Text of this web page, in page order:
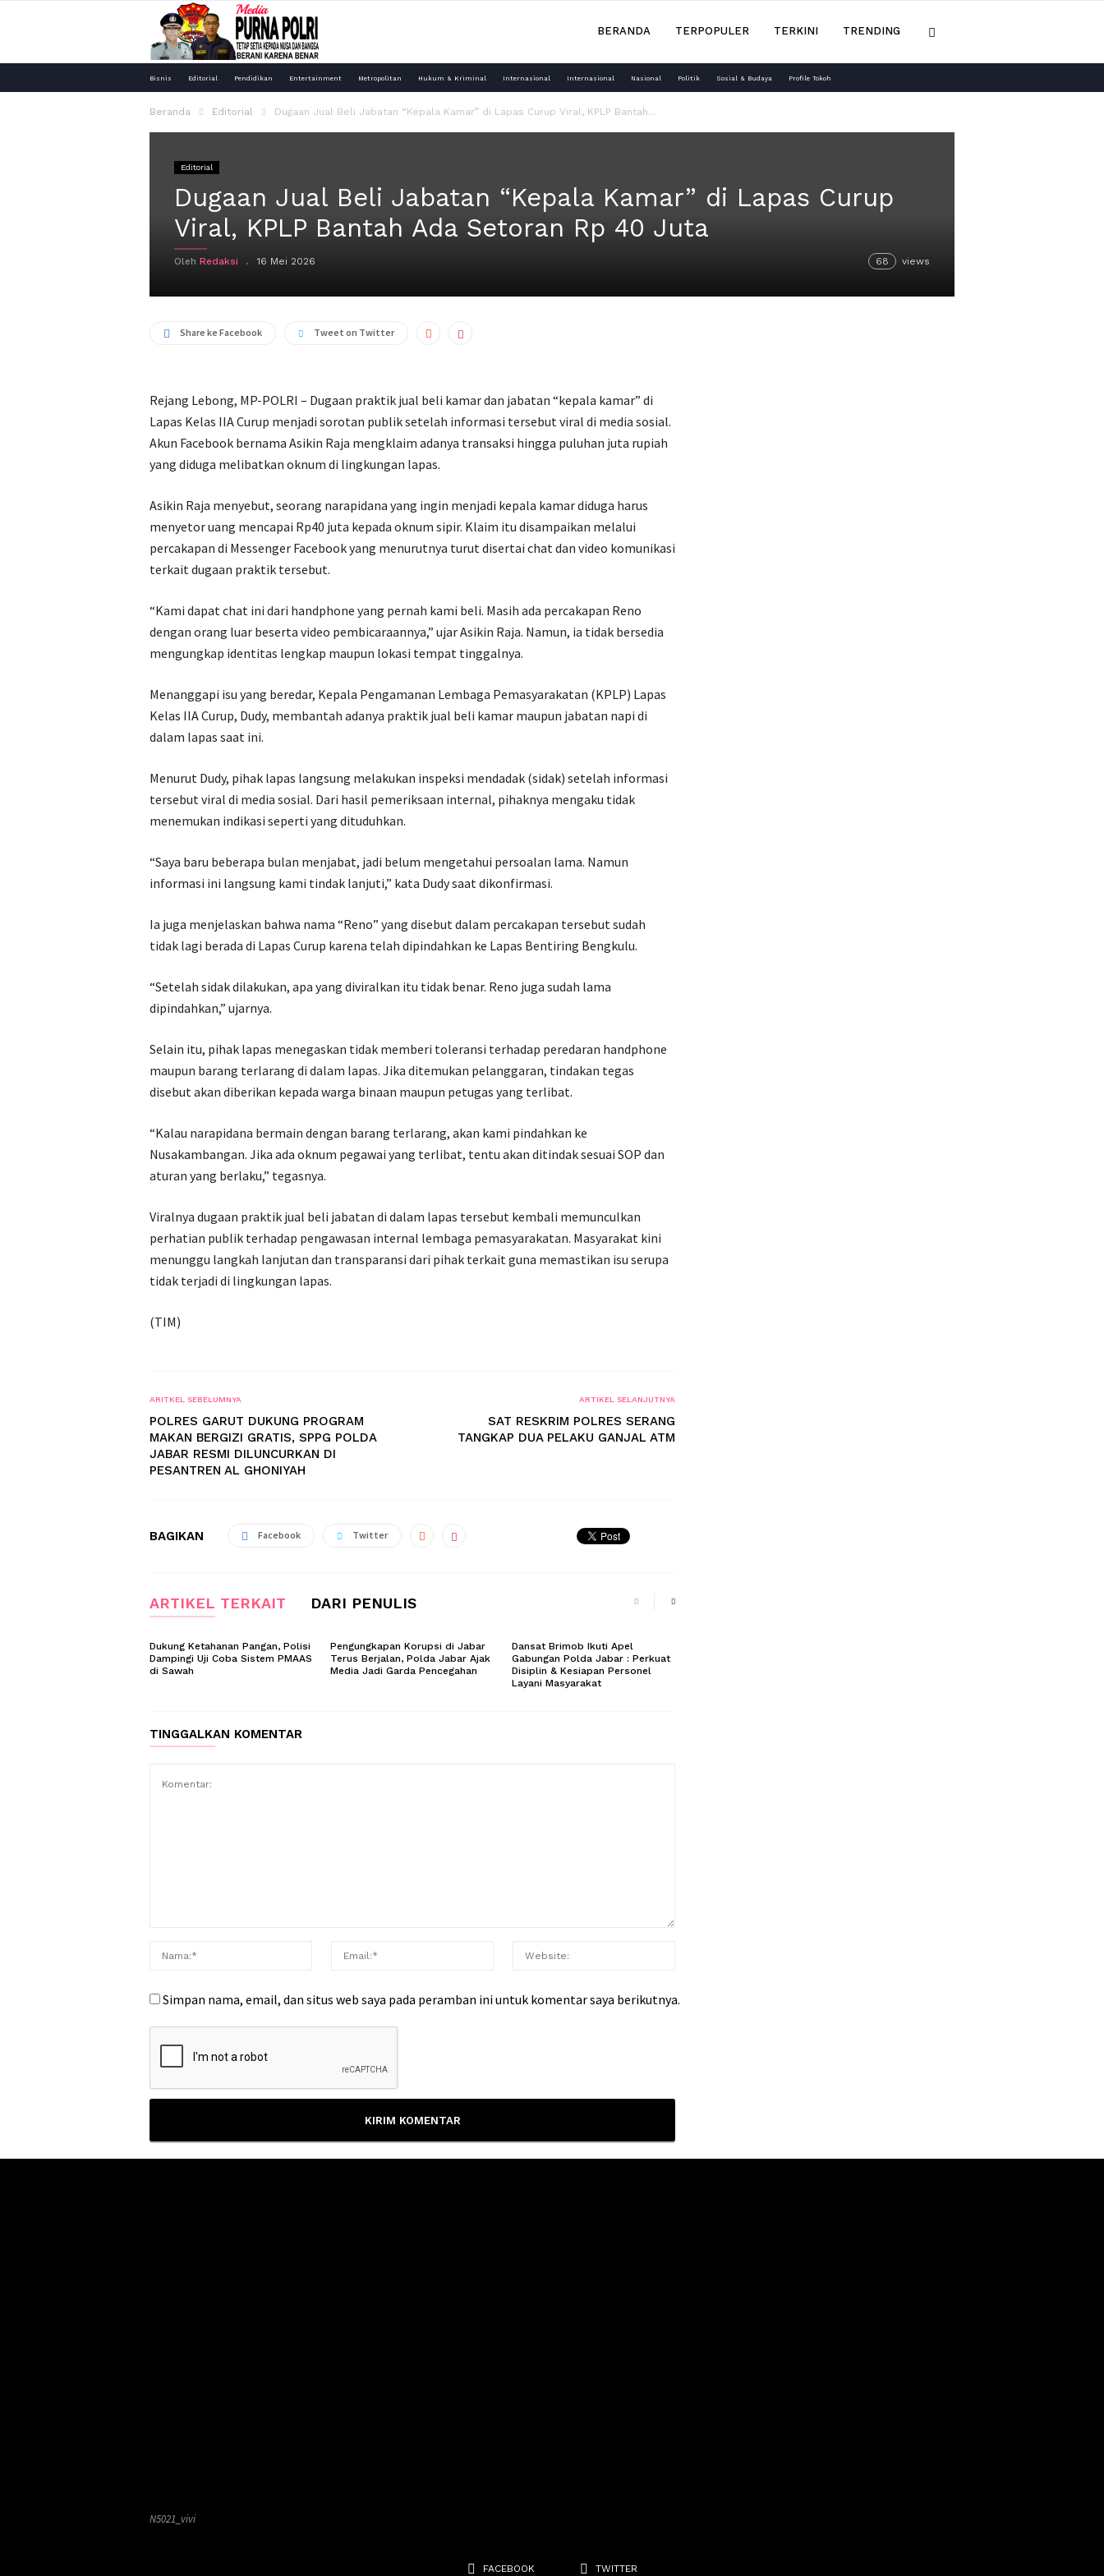
Purna
BERANDA TERPOPULER TERKINI TRENDING
Bisnis Editorial Pendidikan Entertainment Metropolitan Hukum & Kriminal Internasional Internasional Nasional Politik Sosial & Budaya Profile Tokoh
Beranda Editorial Dugaan Jual Beli Jabatan “Kepala Kamar” di Lapas Curup Viral, KPLP Bantah...
Editorial
Dugaan Jual Beli Jabatan “Kepala Kamar” di Lapas Curup
Viral, KPLP Bantah Ada Setoran Rp 40 Juta
Oleh Redaksi 16 Mei 2026 68 views
Share ke Facebook Tweet on Twitter
Rejang Lebong, MP-POLRI – Dugaan praktik jual beli kamar dan jabatan “kepala kamar” di
Lapas Kelas IIA Curup menjadi sorotan publik setelah informasi tersebut viral di media sosial.
Akun Facebook bernama Asikin Raja mengklaim adanya transaksi hingga puluhan juta rupiah
yang diduga melibatkan oknum di lingkungan lapas.
Asikin Raja menyebut, seorang narapidana yang ingin menjadi kepala kamar diduga harus
menyetor uang mencapai Rp40 juta kepada oknum sipir. Klaim itu disampaikan melalui
percakapan di Messenger Facebook yang menurutnya turut disertai chat dan video komunikasi
terkait dugaan praktik tersebut.
“Kami dapat chat ini dari handphone yang pernah kami beli. Masih ada percakapan Reno
dengan orang luar beserta video pembicaraannya,” ujar Asikin Raja. Namun, ia tidak bersedia
mengungkap identitas lengkap maupun lokasi tempat tinggalnya.
Menanggapi isu yang beredar, Kepala Pengamanan Lembaga Pemasyarakatan (KPLP) Lapas
Kelas IIA Curup, Dudy, membantah adanya praktik jual beli kamar maupun jabatan napi di
dalam lapas saat ini.
Menurut Dudy, pihak lapas langsung melakukan inspeksi mendadak (sidak) setelah informasi
tersebut viral di media sosial. Dari hasil pemeriksaan internal, pihaknya mengaku tidak
menemukan indikasi seperti yang dituduhkan.
“Saya baru beberapa bulan menjabat, jadi belum mengetahui persoalan lama. Namun
informasi ini langsung kami tindak lanjuti,” kata Dudy saat dikonfirmasi.
Ia juga menjelaskan bahwa nama “Reno” yang disebut dalam percakapan tersebut sudah
tidak lagi berada di Lapas Curup karena telah dipindahkan ke Lapas Bentiring Bengkulu.
“Setelah sidak dilakukan, apa yang diviralkan itu tidak benar. Reno juga sudah lama
dipindahkan,” ujarnya.
Selain itu, pihak lapas menegaskan tidak memberi toleransi terhadap peredaran handphone
maupun barang terlarang di dalam lapas. Jika ditemukan pelanggaran, tindakan tegas
disebut akan diberikan kepada warga binaan maupun petugas yang terlibat.
“Kalau narapidana bermain dengan barang terlarang, akan kami pindahkan ke
Nusakambangan. Jika ada oknum pegawai yang terlibat, tentu akan ditindak sesuai SOP dan
aturan yang berlaku,” tegasnya.
Viralnya dugaan praktik jual beli jabatan di dalam lapas tersebut kembali memunculkan
perhatian publik terhadap pengawasan internal lembaga pemasyarakatan. Masyarakat kini
menunggu langkah lanjutan dan transparansi dari pihak terkait guna memastikan isu serupa
tidak terjadi di lingkungan lapas.
(TIM)
ARITKEL SEBELUMNYA
POLRES GARUT DUKUNG PROGRAM
MAKAN BERGIZI GRATIS, SPPG POLDA
JABAR RESMI DILUNCURKAN DI
PESANTREN AL GHONIYAH
ARTIKEL SELANJUTNYA
SAT RESKRIM POLRES SERANG
TANGKAP DUA PELAKU GANJAL ATM
BAGIKAN Facebook Twitter
ARTIKEL TERKAIT DARI PENULIS
Dukung Ketahanan Pangan, Polisi
Dampingi Uji Coba Sistem PMAAS
di Sawah
Pengungkapan Korupsi di Jabar
Terus Berjalan, Polda Jabar Ajak
Media Jadi Garda Pencegahan
Dansat Brimob Ikuti Apel
Gabungan Polda Jabar : Perkuat
Disiplin & Kesiapan Personel
Layani Masyarakat
TINGGALKAN KOMENTAR
Simpan nama, email, dan situs web saya pada peramban ini untuk komentar saya berikutnya.
N5021_vivi
FACEBOOK TWITTER